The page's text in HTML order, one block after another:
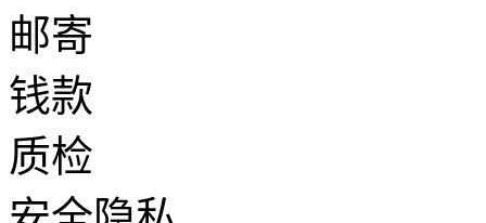
邮寄
钱款
质检